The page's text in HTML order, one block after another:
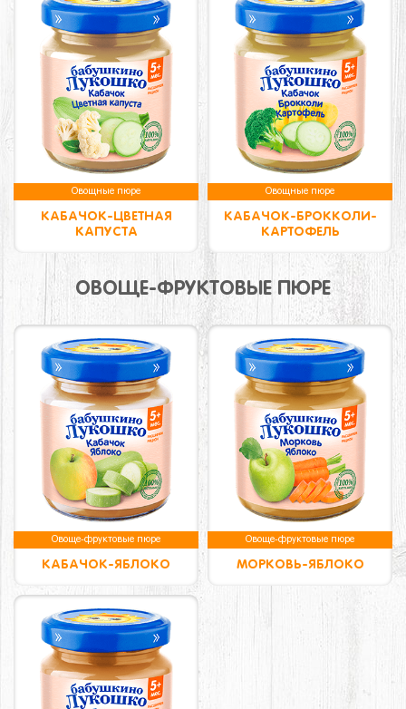
Овощные пюре
КАБАЧОК-ЦВЕТНАЯ
КАПУСТА
Овощные пюре
КАБАЧОК-БРОККОЛИ-
КАРТОФЕЛЬ
ОВОЩЕ-ФРУКТОВЫЕ ПЮРЕ
Овоще-фруктовые пюре
КАБАЧОК-ЯБЛОКО
Овоще-фруктовые пюре
МОРКОВЬ-ЯБЛОКО